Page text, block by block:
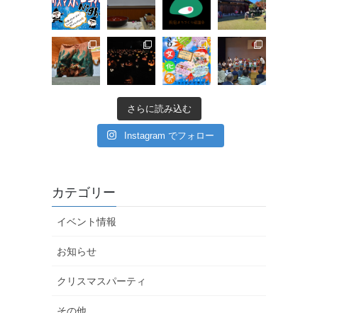
さらに読み込む
Instagram でフォロー
カテゴリー
イベント情報
お知らせ
クリスマスパーティ
その他